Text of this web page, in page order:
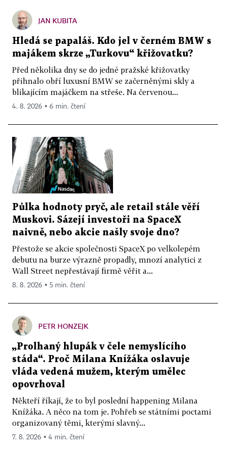
JAN KUBITA
Hledá se papaláš. Kdo jel v černém BMW s
majákem skrze „Turkovu“ křižovatku?
Před několika dny se do jedné pražské křižovatky
přihnalo obří luxusní BMW se začerněnými skly a
blikajícím majáčkem na střeše. Na červenou...
4. 8. 2026 ▪ 6 min. čtení
Půlka hodnoty pryč, ale retail stále věří
Muskovi. Sázejí investoři na SpaceX
naivně, nebo akcie našly svoje dno?
Přestože se akcie společnosti SpaceX po velkolepém
debutu na burze výrazně propadly, mnozí analytici z
Wall Street nepřestávají firmě věřit a...
8. 8. 2026 ▪ 5 min. čtení
PETR HONZEJK
„Prolhaný hlupák v čele nemyslícího
stáda“. Proč Milana Knížáka oslavuje
vláda vedená mužem, kterým umělec
opovrhoval
Někteří říkají, že to byl poslední happening Milana
Knížáka. A něco na tom je. Pohřeb se státními poctami
organizovaný těmi, kterými slavný...
7. 8. 2026 ▪ 4 min. čtení